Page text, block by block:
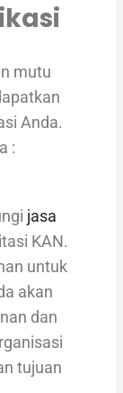
mutu
Anda.
:
jasa
KAN.
untuk
akan
dan
tujuan